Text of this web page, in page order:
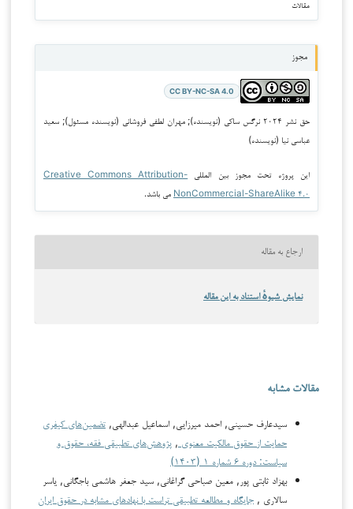
مقالات
مجوز
CC BY-NC-SA 4.0
حق نشر ۲۰۲۴ نرگس ساکی (نویسنده); مهران لطفی فروشانی (نویسنده مسئول); سعید
عباسی نیا (نویسنده)
این پروژه تحت مجوز بین المللی Creative Commons Attribution-
NonCommercial-ShareAlike ۴.۰ می باشد.
ارجاع به مقاله
نمایش شیوهٔ استناد به این مقاله
مقالات مشابه
سیدعارف حسینی, احمد میرزایی, اسماعیل عبدالهی, تضمین‌های کیفری
حمایت از حقوق مالکیت معنوی , پژوهش‌های تطبیقی فقه، حقوق و
سیاست: دوره ۶ شماره ۱ (۱۴۰۳)
بهزاد ثابتی پور, معین صباحی گراغانی, سید جعفر هاشمی باجگانی, یاسر
سالاری , جایگاه و مطالعه تطبیقی تراست با نهادهای مشابه در حقوق ایران